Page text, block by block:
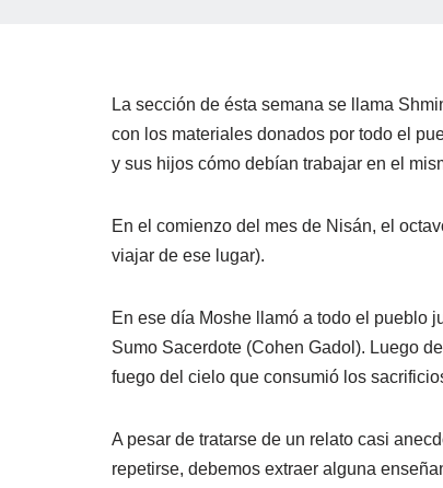
La sección de ésta semana se llama
con los materiales donados por todo el
y sus hijos cómo debían trabajar en el
En el comienzo del mes de Nisán, el
viajar de ese lugar).
En ese día Moshe llamó a todo el pueblo
Sumo Sacerdote (Cohen Gadol). Luego
fuego del cielo que consumió los
A pesar de tratarse de un relato casi
repetirse, debemos extraer alguna